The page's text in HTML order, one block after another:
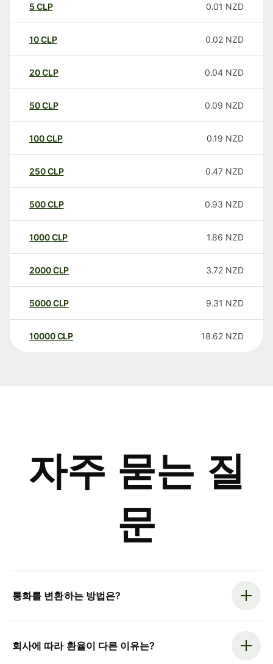
5 CLP 0.01 NZD
10CLP 0.02 NZD
20CLP 0.04 NZD
50CLP 0.09 NZD
100CLP 0.19 NZD
250CLP 0.47 NZD
500CLP 0.93 NZD
1000CLP 1.86 NZD
2000CLP 3.72 NZD
5000CLP 9.31 NZD
10000 CLP 18.62 NZD
자주 묻는 질
문
통화를 변환하는 방법은?
회사에 따라 환율이 다른 이유는?